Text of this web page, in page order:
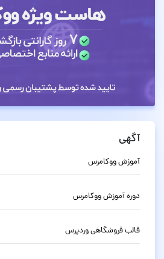
آگهی
آموزش ووکامرس
دوره آموزش ووکامرس
قالب فروشگاهی وردپرس